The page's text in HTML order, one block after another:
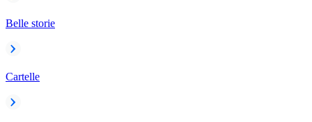
Belle storie
Cartelle